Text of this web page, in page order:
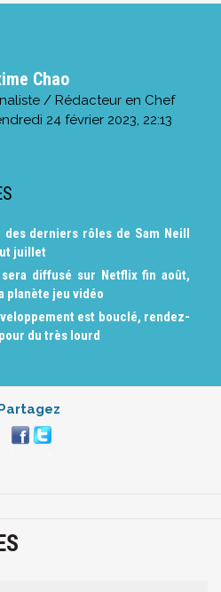
Chao
/ Rédacteur en Chef
24 février 2023, 22:13
derniers rôles de Sam Neill
juillet
diffusé sur Netflix fin août,
planète jeu vidéo
est bouclé, rendez-
du très lourd